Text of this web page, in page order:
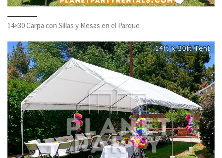
14×30 Carpa con Sillas y Mesas en el Parque